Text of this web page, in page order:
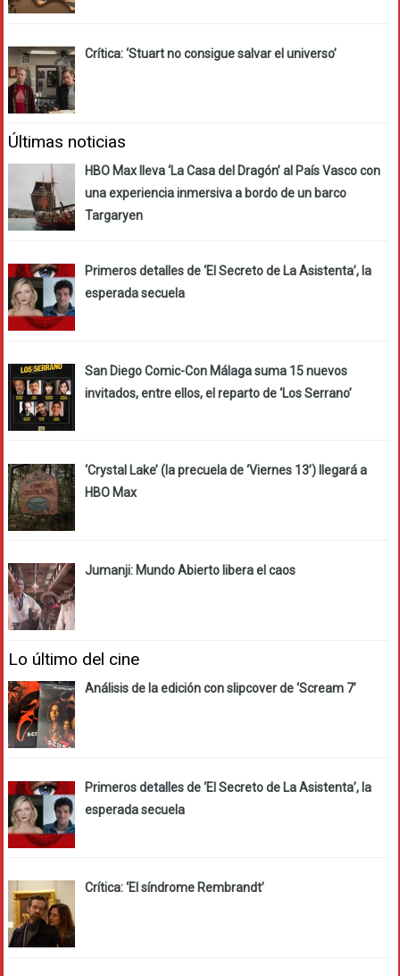
Crítica: ‘Stuart no consigue salvar el universo’
Últimas noticias
HBO Max lleva ‘La Casa del Dragón’ al País Vasco con
una experiencia inmersiva a bordo de un barco
Targaryen
Primeros detalles de ‘El Secreto de La Asistenta’, la
esperada secuela
San Diego Comic-Con Málaga suma 15 nuevos
invitados, entre ellos, el reparto de ‘Los Serrano’
‘Crystal Lake’ (la precuela de ‘Viernes 13’) llegará a
HBO Max
Jumanji: Mundo Abierto libera el caos
Lo último del cine
Análisis de la edición con slipcover de ‘Scream 7’
Primeros detalles de ‘El Secreto de La Asistenta’, la
esperada secuela
Crítica: ‘El síndrome Rembrandt’